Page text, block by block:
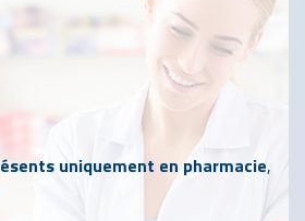
uniquement en pharmacie,